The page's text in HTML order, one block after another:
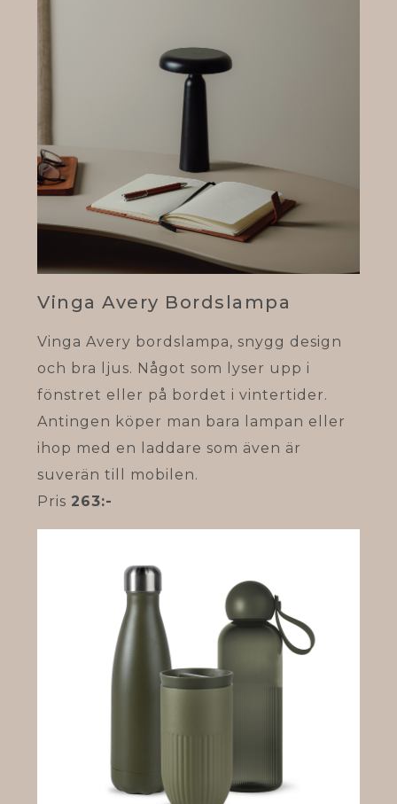
Vinga Avery Bordslampa
Vinga Avery bordslampa, snygg design
och bra ljus. Något som lyser upp i
fönstret eller på bordet i vintertider.
Antingen köper man bara lampan eller
ihop med en laddare som även är
suverän till mobilen.
Pris 263:-